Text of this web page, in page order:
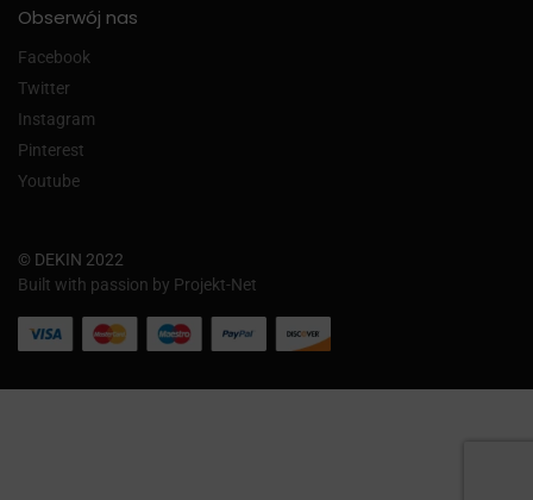
Obserwój nas
Facebook
Twitter
Instagram
Pinterest
Youtube
© DEKIN 2022
Built with passion by Projekt-Net